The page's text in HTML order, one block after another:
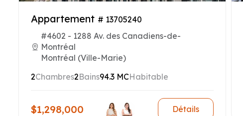
Appartement # 13705240
#4602 - 1288 Av. des Canadiens-de-
Montréal
Montréal (Ville-Marie)
2Chambres2Bains94.3 MCHabitable
$1,298,000 Détails